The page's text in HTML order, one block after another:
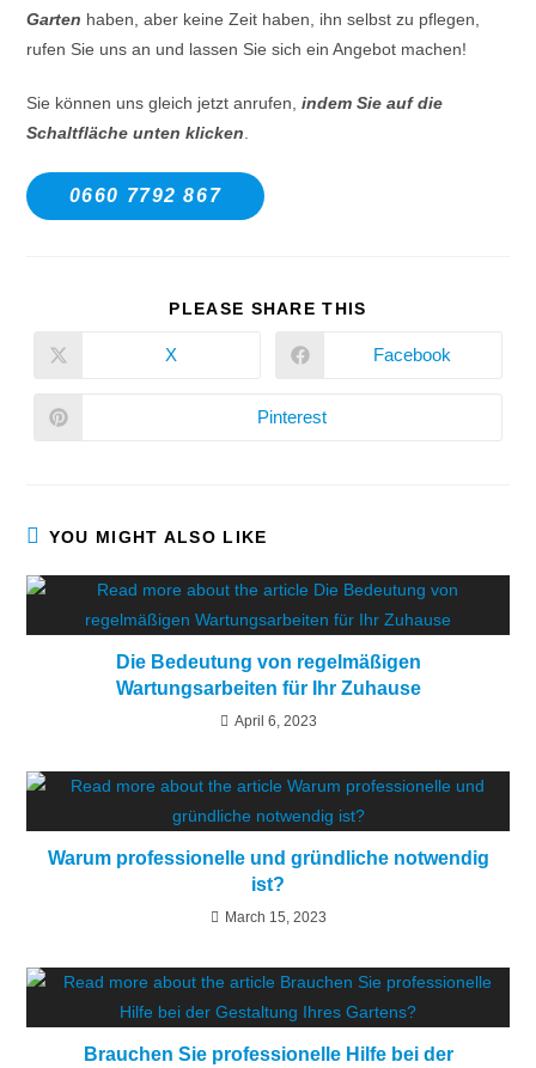
Garten haben, aber keine Zeit haben, ihn selbst zu pflegen,
rufen Sie uns an und lassen Sie sich ein Angebot machen!
Sie können uns gleich jetzt anrufen,indem Sie auf die
Schaltfläche unten klicken
0660 7792 867
PLEASE SHARE THIS
X Facebook
Pinterest
YOU MIGHT ALSO LIKE
Die Bedeutung von regelmäßigen
Wartungsarbeiten für Ihr Zuhause
April 6, 2023
Warum professionelle und gründliche notwendig
ist?
March 15, 2023
Brauchen Sie professionelle Hilfe bei der